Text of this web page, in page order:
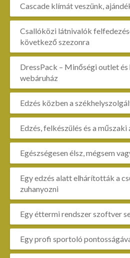
Cascade klímát veszünk,
Csallóközi látnivalók
következő szezonra
DressPack – Minőségi outlet és
webáruház
Edzés közben a
Edzés, felkészülés és a műszaki
Egészségesen élsz, mégsem
Egy edzés alatt elhárították a
zuhanyozni
Egy éttermi rendszer szoftver
Egy profi sportoló